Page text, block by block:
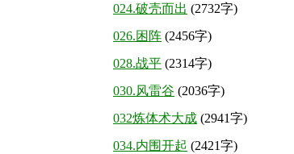
024.破壳而出 (2732字)
026.困阵 (2456字)
028.战平 (2314字)
030.风雷谷 (2036字)
032炼体术大成 (2941字)
034.内围开起 (2421字)